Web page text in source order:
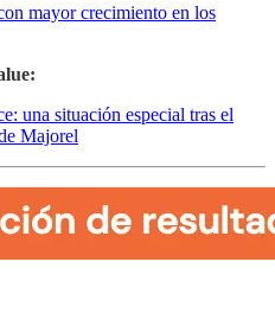
mayor crecimiento en los
una situación especial tras el
Majorel